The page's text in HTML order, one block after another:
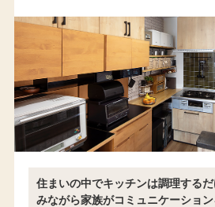
住まいの中でキッチンは調理する
みながら家族がコミュニケーショ